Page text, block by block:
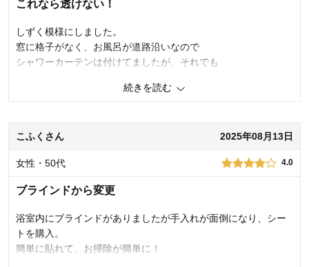
商品とサービスをお届けできるよう努力してまいります。貴重なご意
これなら透けない！
しずく模様にしました。
窓に格子がなく、お風呂が道路沿いなので
シャワーカーテンは付けてましたが、それでも
貼り付けてから安心して入浴してます^⁠_⁠^
デザイン・色
購入商品： ブルー（水玉）
商品を使う人： 自分、祖父祖母、来客用
続きを読む
こふくさん 2025年08月13日
女性・50代 4.0
ブラインドから変更
浴室内にブラインドがありましたが手入れが面倒になり、シー
トを購入。
簡単に貼れて、お掃除が簡単に！